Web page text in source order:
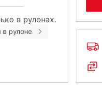
в рулонах.
в рулоне